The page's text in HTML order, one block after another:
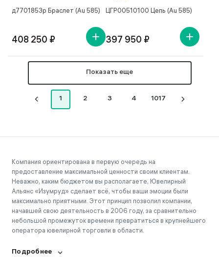
д7701853р Браслет (Au 585)
408 250 ₽
ЦГР00510100 Цепь (Au 585)
397 950 ₽
Показать еще
1 2 3 4 1017
Компания ориентирована в первую очередь на
предоставление максимальной ценности своим клиентам.
Неважно, каким бюджетом вы располагаете, Ювелирный
Альянс «Изумруд» сделает всё, чтобы ваши эмоции были
максимально приятными. Этот принцип позволил компании,
начавшей свою деятельность в 2006 году, за сравнительно
небольшой промежуток времени превратиться в крупнейшего
оператора ювелирной торговли в области.
Подробнее